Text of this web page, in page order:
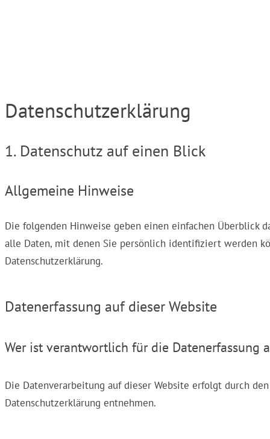
Datenschutzerklärung
1. Datenschutz auf einen Blick
Allgemeine Hinweise
Die folgenden Hinweise geben einen einfachen Überblick
alle Daten, mit denen Sie persönlich identifiziert werden
Datenschutzerklärung.
Datenerfassung auf dieser Website
Wer ist verantwortlich für die Datenerfassung
Die Datenverarbeitung auf dieser Website erfolgt durch
Datenschutzerklärung entnehmen.